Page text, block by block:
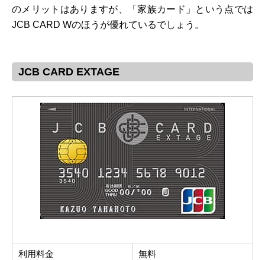
のメリットはありますが、「家族カード」という点では
JCB CARD Wのほうが優れているでしょう。
JCB CARD EXTAGE
利用料金 無料